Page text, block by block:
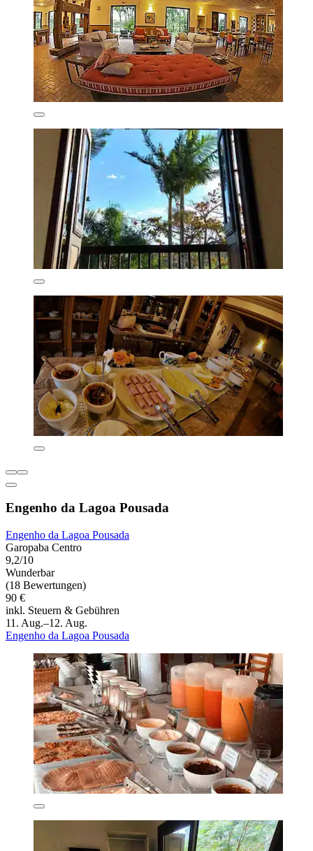
Engenho da Lagoa Pousada
Engenho da Lagoa Pousada
Garopaba Centro
9,2/10
Wunderbar
(18 Bewertungen)
90 €
inkl. Steuern & Gebühren
11. Aug.–12. Aug.
Engenho da Lagoa Pousada